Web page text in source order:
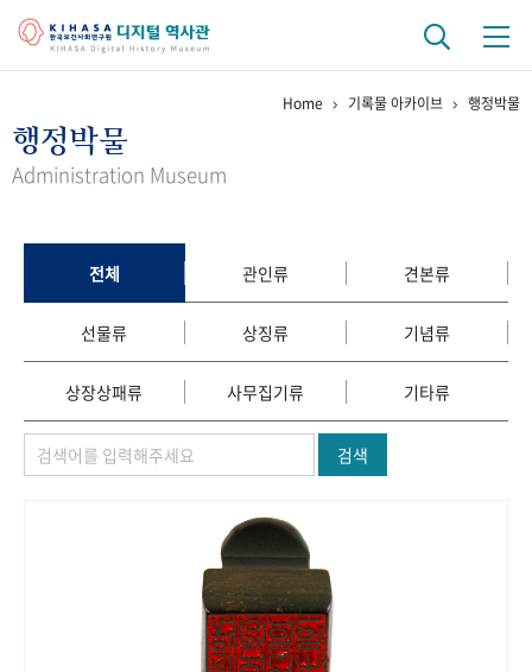
걸어온 길 기관 변천사
정책과 연구 키워드로 보는 연구 역사
연구자들
간행물 변천사
기록물 아카이브
사진 아카이브 문서 기록물 행정박물 영상 기록물
숫자로 보는 50년 50+1
Home 기록물 아카이브 행정박물
행정박물
Administration Museum
전체 관인류 견본류
선물류 상징류 기념류
상장상패류 사무집기류 기타류
검색